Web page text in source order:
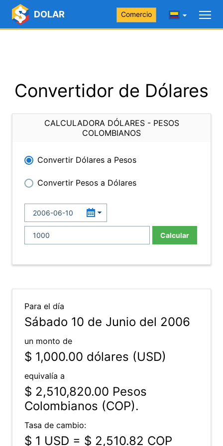
DOLAR Comercio
Convertidor de Dólares
CALCULADORA DÓLARES - PESOS
COLOMBIANOS
Convertir Dólares a Pesos
Convertir Pesos a Dólares
Calcular
Para el día
Sábado 10 de Junio del 2006
un monto de
$ 1,000.00 dólares (USD)
equivalía a
$ 2,510,820.00 Pesos
Colombianos (COP).
Tasa de cambio:
$ 1 USD = $ 2,510.82 COP